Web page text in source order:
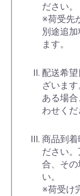
ださい。
※荷受先
別途追
ます。
配送希
ざいま
ある場
わせくだ
商品到着
ださい
合、そ
い。
※荷受け